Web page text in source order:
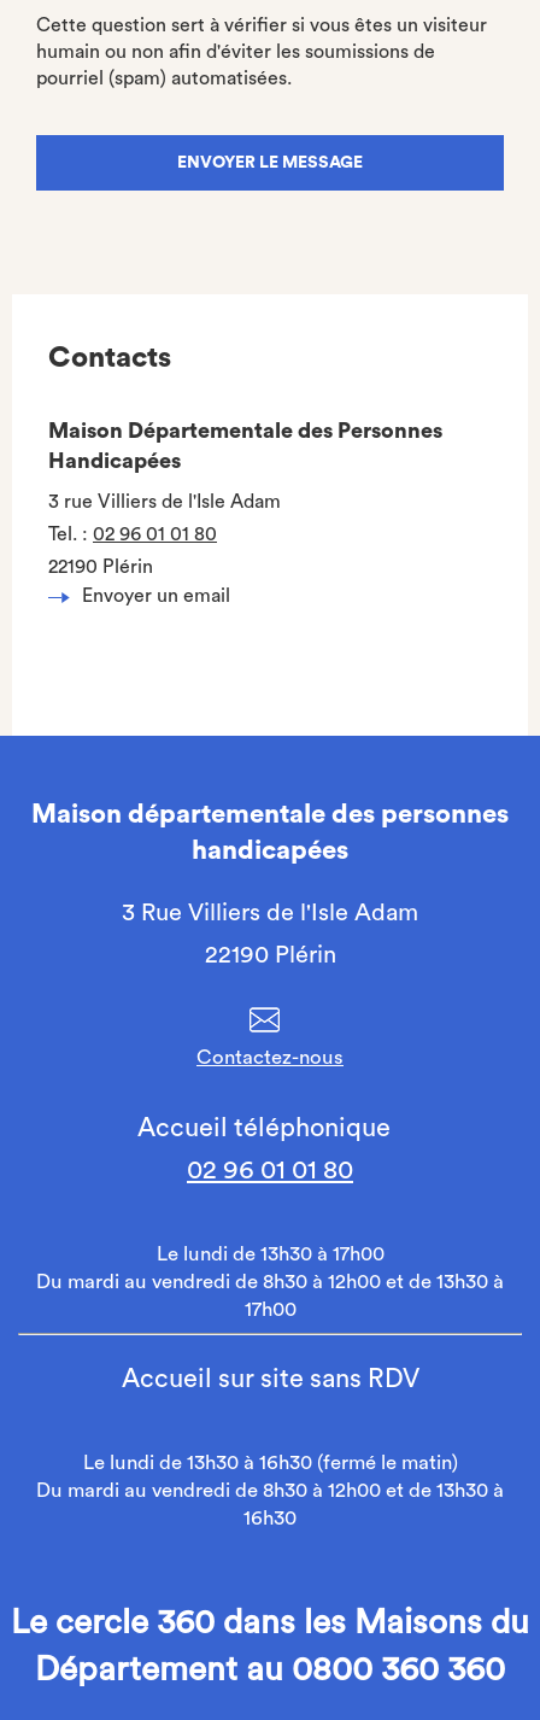
made
up
numbers
letters.
Cette question sert à vérifier si vous êtes un visiteur
humain ou non afin d'éviter les soumissions de
pourriel (spam) automatisées.
Contacts
Maison Départementale des Personnes
Handicapées
3 rue Villiers de l'Isle Adam
Tel. : 02 96 01 01 80
22190 Plérin
Envoyer un email
Maison départementale des personnes
handicapées
3 Rue Villiers de l'Isle Adam
22190 Plérin
Contactez-nous
Accueil téléphonique
02 96 01 01 80
Le lundi de 13h30 à 17h00
Du mardi au vendredi de 8h30 à 12h00 et de 13h30 à
17h00
Accueil sur site sans RDV
Le lundi de 13h30 à 16h30 (fermé le matin)
Du mardi au vendredi de 8h30 à 12h00 et de 13h30 à
16h30
Le cercle 360 dans les Maisons du
Département au 0800 360 360